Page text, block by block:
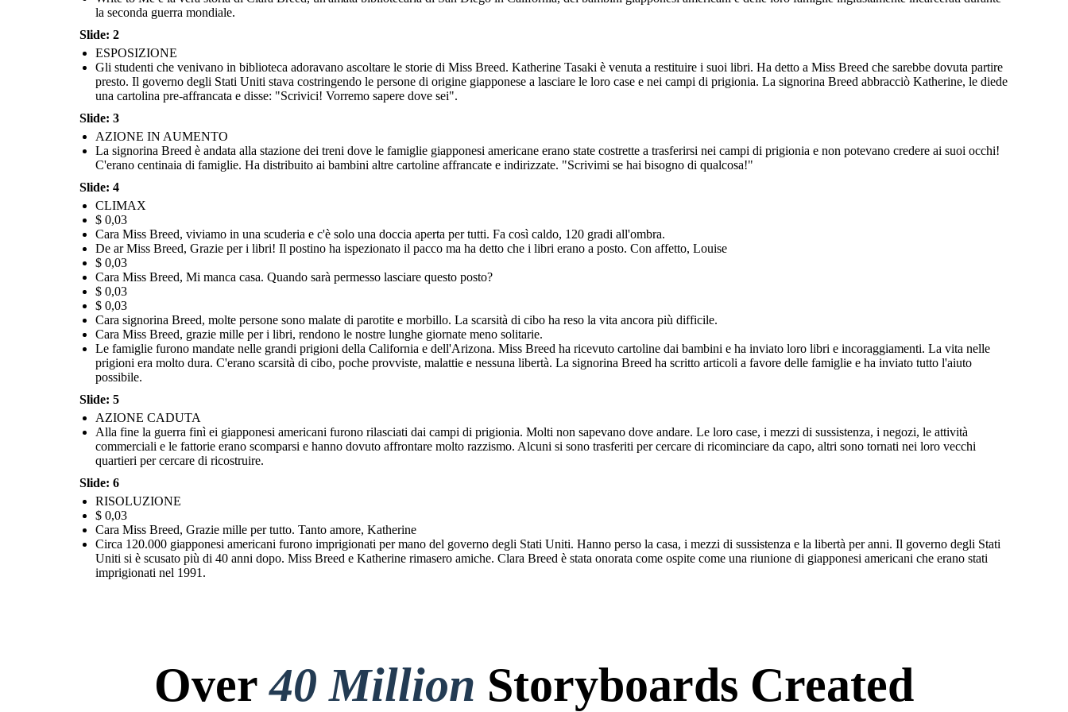
Alla fine la guerra finì ei giapponesi americani furono rilasciati dai
campi di prigionia. Molti non sapevano dove andare. Le loro case, i
mezzi di sussistenza, i negozi, le attività commerciali e le fattorie
erano scomparsi e hanno dovuto affrontare molto razzismo. Alcuni si
sono trasferiti per cercare di ricominciare da capo, altri sono tornati
nei loro vecchi quartieri per cercare di ricostruire.
Circa 120.000 giapponesi americani furono imprigionati per mano del
governo degli Stati Uniti. Hanno perso la casa, i mezzi di sussistenza e la
libertà per anni. Il governo degli Stati Uniti si è scusato più di 40 anni
dopo. Miss Breed e Katherine rimasero amiche. Clara Breed è stata
onorata come ospite come una riunione di giapponesi americani che
erano stati imprigionati nel 1991.
RISOLUZIONE
La signorina Breed è andata alla stazione dei treni dove le
famiglie giapponesi americane erano state costrette a
trasferirsi nei campi di prigionia e non potevano credere ai
suoi occhi! C'erano centinaia di famiglie. Ha distribuito ai
bambini altre cartoline affrancate e indirizzate. "Scrivimi se
hai bisogno di qualcosa!"
Circa 120.000 giapponesi americani furono imprigionati per mano del
governo degli Stati Uniti. Hanno perso la casa, i mezzi di sussistenza e la
libertà per anni. Il governo degli Stati Uniti si è scusato più di 40 anni
dopo. Miss Breed e Katherine rimasero amiche. Clara Breed è stata
onorata come ospite come una riunione di giapponesi americani che
erano stati imprigionati nel 1991.
Gr
azi
e
mill
e p
er tutt
o.
T
ant
o
a
m
or
e,
K
at
h
erin
e
la seconda guerra mondiale.
Slide: 2
ESPOSIZIONE
Gli studenti che venivano in biblioteca adoravano ascoltare le storie di Miss Breed. Katherine Tasaki è venuta a restituire i suoi libri. Ha detto a Miss Breed che sarebbe dovuta partire
presto. Il governo degli Stati Uniti stava costringendo le persone di origine giapponese a lasciare le loro case e nei campi di prigionia. La signorina Breed abbracciò Katherine, le diede
una cartolina pre-affrancata e disse: "Scrivici! Vorremo sapere dove sei".
Slide: 3
AZIONE IN AUMENTO
La signorina Breed è andata alla stazione dei treni dove le famiglie giapponesi americane erano state costrette a trasferirsi nei campi di prigionia e non potevano credere ai suoi occhi!
C'erano centinaia di famiglie. Ha distribuito ai bambini altre cartoline affrancate e indirizzate. "Scrivimi se hai bisogno di qualcosa!"
Slide: 4
CLIMAX
$ 0,03
Cara Miss Breed, viviamo in una scuderia e c'è solo una doccia aperta per tutti. Fa così caldo, 120 gradi all'ombra.
De ar Miss Breed, Grazie per i libri! Il postino ha ispezionato il pacco ma ha detto che i libri erano a posto. Con affetto, Louise
$ 0,03
Cara Miss Breed, Mi manca casa. Quando sarà permesso lasciare questo posto?
$ 0,03
$ 0,03
Cara signorina Breed, molte persone sono malate di parotite e morbillo. La scarsità di cibo ha reso la vita ancora più difficile.
Cara Miss Breed, grazie mille per i libri, rendono le nostre lunghe giornate meno solitarie.
Le famiglie furono mandate nelle grandi prigioni della California e dell'Arizona. Miss Breed ha ricevuto cartoline dai bambini e ha inviato loro libri e incoraggiamenti. La vita nelle
prigioni era molto dura. C'erano scarsità di cibo, poche provviste, malattie e nessuna libertà. La signorina Breed ha scritto articoli a favore delle famiglie e ha inviato tutto l'aiuto
possibile.
Slide: 5
AZIONE CADUTA
Alla fine la guerra finì ei giapponesi americani furono rilasciati dai campi di prigionia. Molti non sapevano dove andare. Le loro case, i mezzi di sussistenza, i negozi, le attività
commerciali e le fattorie erano scomparsi e hanno dovuto affrontare molto razzismo. Alcuni si sono trasferiti per cercare di ricominciare da capo, altri sono tornati nei loro vecchi
quartieri per cercare di ricostruire.
Slide: 6
RISOLUZIONE
$ 0,03
Cara Miss Breed, Grazie mille per tutto. Tanto amore, Katherine
Circa 120.000 giapponesi americani furono imprigionati per mano del governo degli Stati Uniti. Hanno perso la casa, i mezzi di sussistenza e la libertà per anni. Il governo degli Stati
Uniti si è scusato più di 40 anni dopo. Miss Breed e Katherine rimasero amiche. Clara Breed è stata onorata come ospite come una riunione di giapponesi americani che erano stati
imprigionati nel 1991.
Over40 Million Storyboards Created